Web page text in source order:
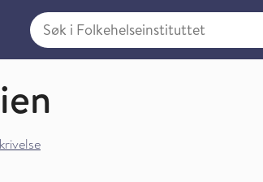
Søk i Folkehelseinstituttet
sykdommer